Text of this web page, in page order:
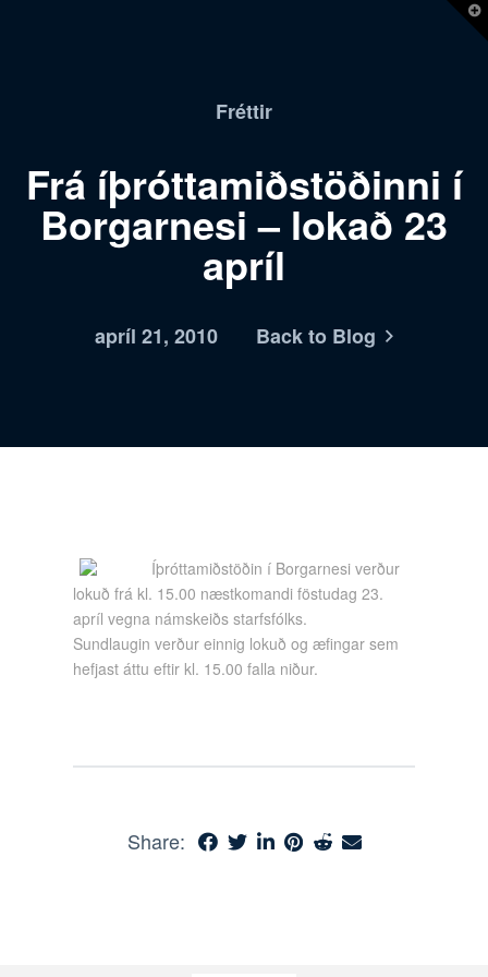
Fréttir
Frá íþróttamiðstöðinni í
Borgarnesi – lokað 23
apríl
apríl 21, 2010 Back to Blog
Íþróttamiðstöðin í Borgarnesi verður
lokuð frá kl. 15.00 næstkomandi föstudag 23.
apríl vegna námskeiðs starfsfólks.
Sundlaugin verður einnig lokuð og æfingar sem
hefjast áttu eftir kl. 15.00 falla niður.
Share: